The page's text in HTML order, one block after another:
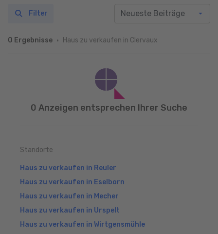
0 Ergebnisse Haus zu verkaufen in Clervaux
Filter
0 Anzeigen entsprechen Ihrer Suche
Standorte
Haus zu verkaufen in Reuler
Haus zu verkaufen in Eselborn
Haus zu verkaufen in Mecher
Haus zu verkaufen in Urspelt
Haus zu verkaufen in Wirtgensmühle